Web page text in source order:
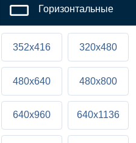
Горизонтальные
352x416 320x480
480x640 480x800
640x960 640x1136